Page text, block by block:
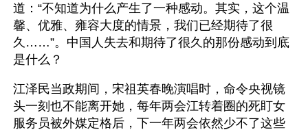
道：“不知道为什么产生了一种感动。其实，这个温
馨、优雅、雍容大度的情景，我们已经期待了很
久……”。中国人失去和期待了很久的那份感动到底
是什么？
江泽民当政期间，宋祖英春晚演唱时，命令央视镜
头一刻也不能离开她，每年两会江转着圈的死盯女
服务员被外媒定格后，下一年两会依然少不了这些